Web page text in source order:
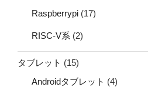
Raspberrypi (17)
RISC-V系 (2)
タブレット (15)
Androidタブレット (4)